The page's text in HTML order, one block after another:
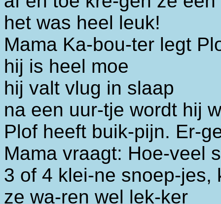
het was heel leuk!
Mama Ka-bou-ter legt
hij is heel moe
hij valt vlug in slaap
na een uur-tje wordt hij
Plof heeft buik-pijn. Er-
Mama vraagt: Hoe-veel
3 of 4 klei-ne snoep-
ze wa-ren wel lek-ker